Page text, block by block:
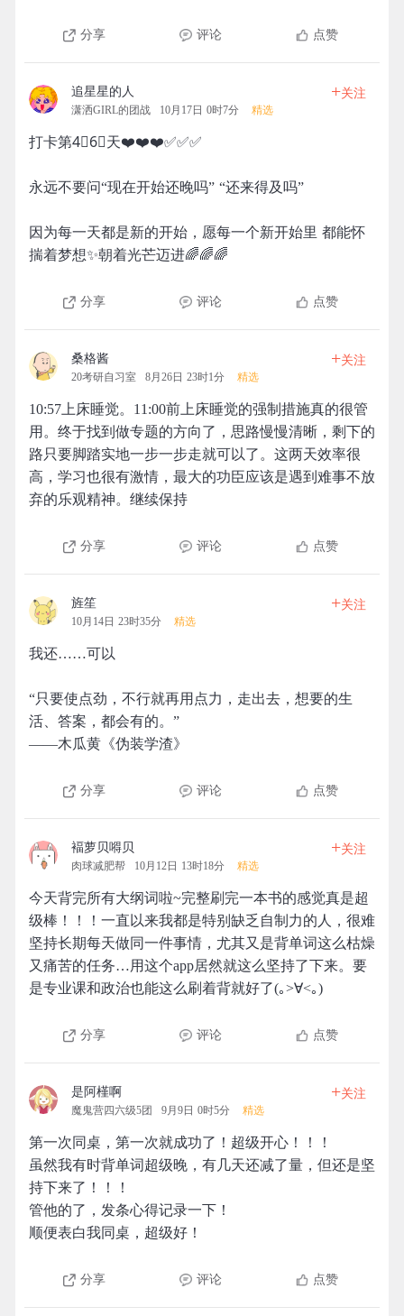
分享 评论 点赞
追星星的人
潇洒GIRL的团战 10月17日 0时7分 精选
+关注
打卡第4⃣️6⃣️天❤️❤️❤️✅✅✅
永远不要问“现在开始还晚吗” “还来得及吗”
因为每一天都是新的开始，愿每一个新开始里 都能怀
揣着梦想✨朝着光芒迈进🌈🌈🌈
分享 评论 点赞
桑格酱
20考研自习室 8月26日 23时1分 精选
+关注
10:57上床睡觉。11:00前上床睡觉的强制措施真的很管
用。终于找到做专题的方向了，思路慢慢清晰，剩下的
路只要脚踏实地一步一步走就可以了。这两天效率很
高，学习也很有激情，最大的功臣应该是遇到难事不放
弃的乐观精神。继续保持
分享 评论 点赞
旌笙
10月14日 23时35分 精选
+关注
我还……可以
“只要使点劲，不行就再用点力，走出去，想要的生
活、答案，都会有的。”
——木瓜黄《伪装学渣》
分享 评论 点赞
褔萝贝嘚贝
肉球减肥帮 10月12日 13时18分 精选
+关注
今天背完所有大纲词啦~完整刷完一本书的感觉真是超
级棒！！！一直以来我都是特别缺乏自制力的人，很难
坚持长期每天做同一件事情，尤其又是背单词这么枯燥
又痛苦的任务…用这个app居然就这么坚持了下来。要
是专业课和政治也能这么刷着背就好了(｡>∀<｡)
分享 评论 点赞
是阿槿啊
魔鬼营四六级5团 9月9日 0时5分 精选
+关注
第一次同桌，第一次就成功了！超级开心！！！
虽然我有时背单词超级晚，有几天还减了量，但还是坚
持下来了！！！
管他的了，发条心得记录一下！
顺便表白我同桌，超级好！
分享 评论 点赞